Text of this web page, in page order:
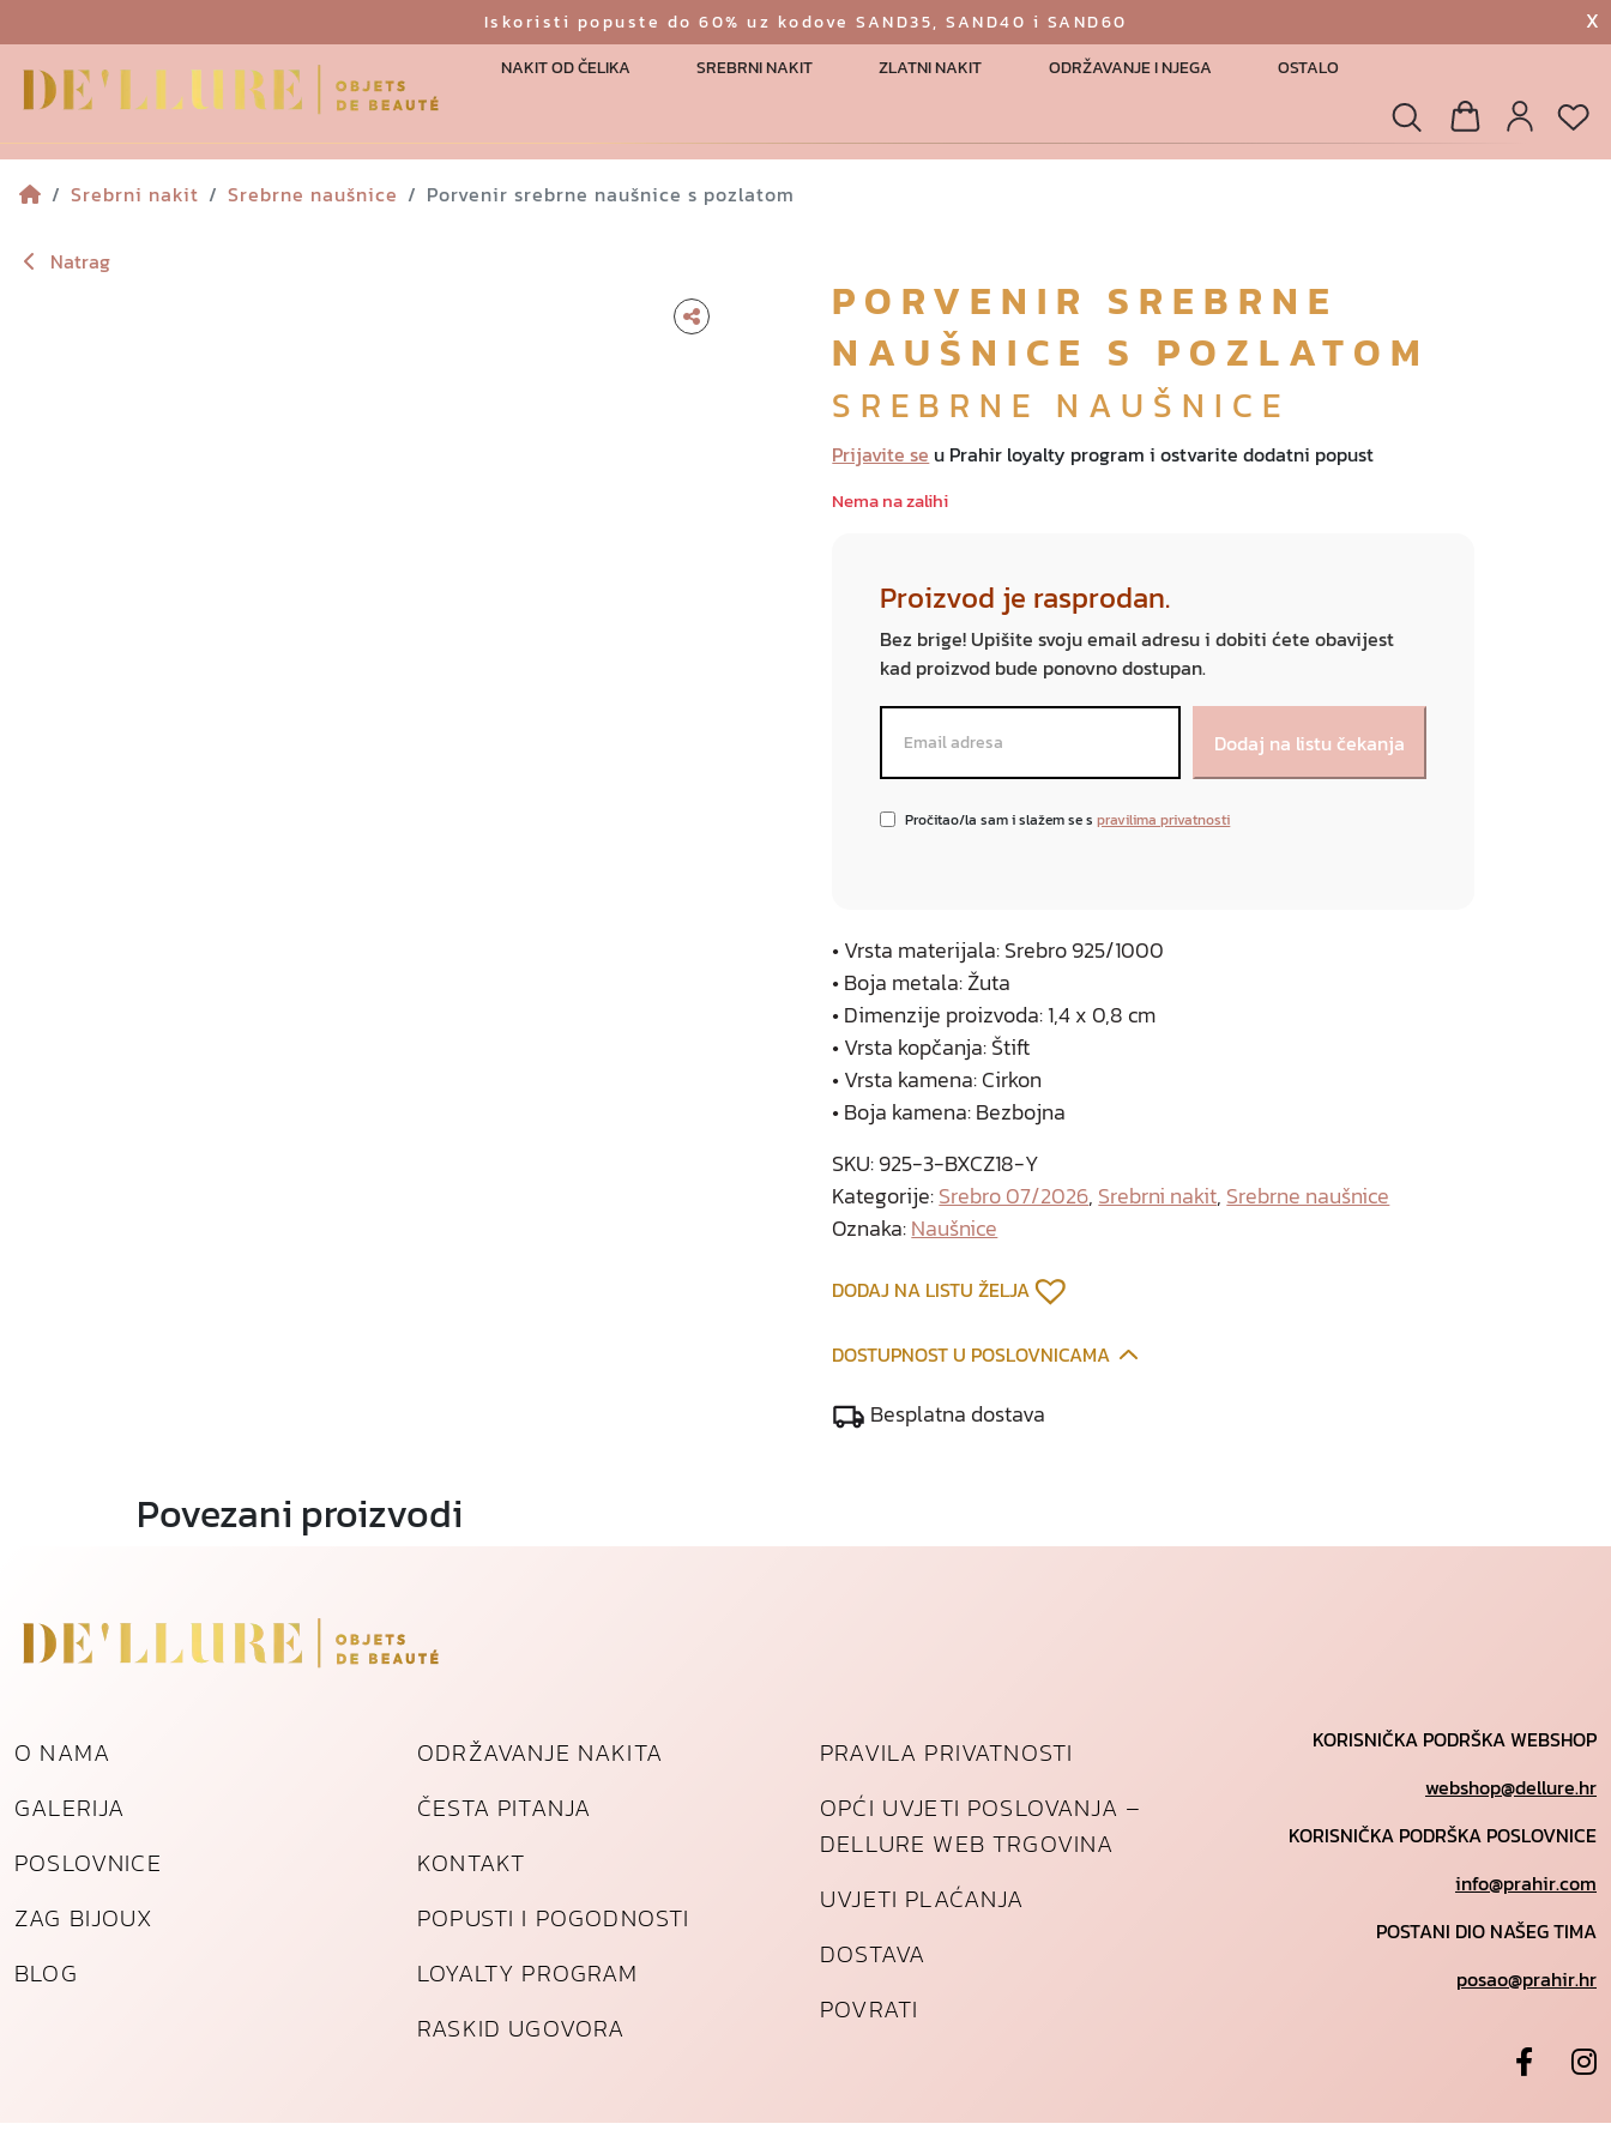
Iskoristi popuste do 60% uz kodove SAND35, SAND40 i SAND60 X
NAKIT OD ČELIKA SREBRNI NAKIT ZLATNI NAKIT ODRŽAVANJE I NJEGA OSTALO
Srebrni nakit
Srebrne naušnice Porvenir srebrne naušnice s pozlatom
Natrag
PORVENIR SREBRNE
NAUŠNICE S POZLATOM
SREBRNE NAUŠNICE
Prijavite se u Prahir loyalty program i ostvarite dodatni popust
Nema na zalihi
Proizvod je rasprodan.
Bez brige! Upišite svoju email adresu i dobiti ćete obavijest
kad proizvod bude ponovno dostupan.
Pročitao/la sam i slažem se spravilima privatnosti
• Vrsta materijala: Srebro 925/1000
• Boja metala: Žuta
• Dimenzije proizvoda: 1,4 x 0,8 cm
• Vrsta kopčanja: Štift
• Vrsta kamena: Cirkon
• Boja kamena: Bezbojna
SKU:925-3-BXCZ18-Y
Kategorije:Srebro 07/2026, Srebrni nakit, Srebrne naušnice
Oznaka:Naušnice
DODAJ NA LISTU ŽELJA
DOSTUPNOST U POSLOVNICAMA
Besplatna dostava
Povezani proizvodi
O NAMA
GALERIJA
POSLOVNICE
ZAG BIJOUX
BLOG
ODRŽAVANJE NAKITA
ČESTA PITANJA
KONTAKT
POPUSTI I POGODNOSTI
LOYALTY PROGRAM
RASKID UGOVORA
PRAVILA PRIVATNOSTI
OPĆI UVJETI POSLOVANJA –
DELLURE WEB TRGOVINA
UVJETI PLAĆANJA
DOSTAVA
POVRATI
KORISNIČKA PODRŠKA WEBSHOP
webshop@dellure.hr
KORISNIČKA PODRŠKA POSLOVNICE
info@prahir.com
POSTANI DIO NAŠEG TIMA
posao@prahir.hr